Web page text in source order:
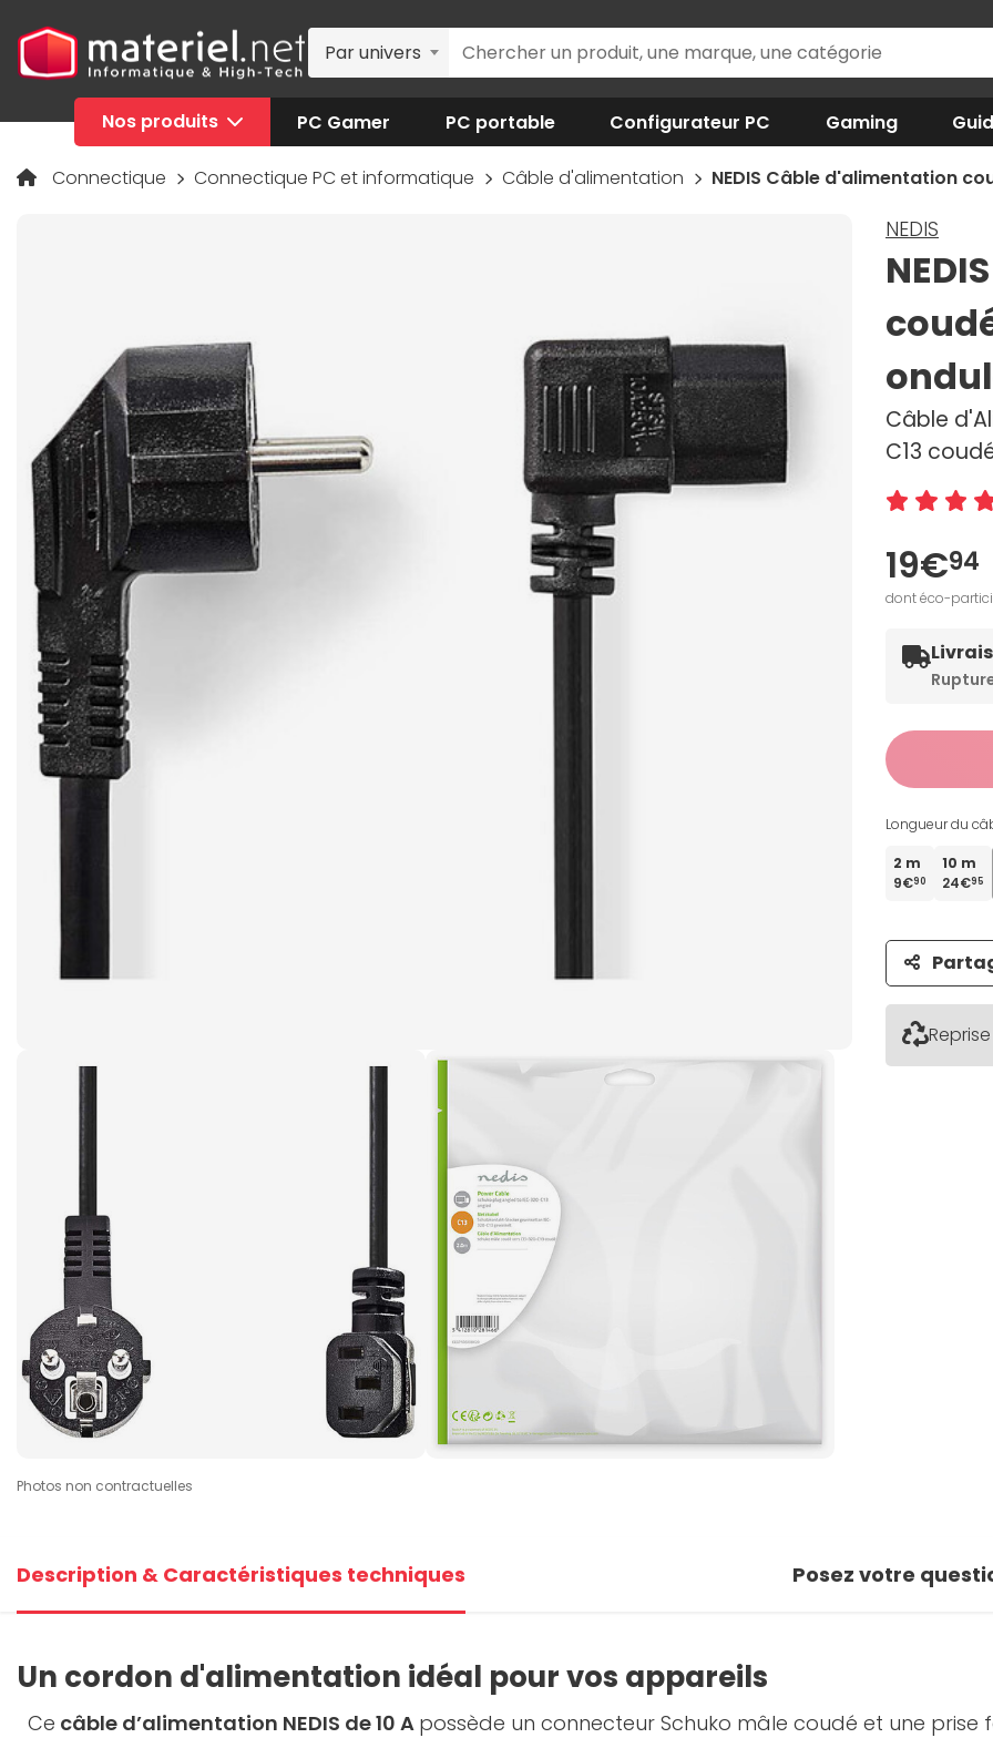
Par univers
Nos produits PC Gamer PC portable Configurateur PC Gaming
Connectique Connectique PC et informatique Câble d'alimentation NEDIS Câble d'alimentation
Photos non contractuelles
NEDIS
Câble
C13
19€94
dont éco-
Longueur du
2 m
9€90
10 m
24€95
Description & Caractéristiques techniques Posez votre
Un cordon d'alimentation idéal pour vos appareils
Ce câble d’alimentation NEDIS de 10 A possède un connecteur Schuko mâle coudé et une prise